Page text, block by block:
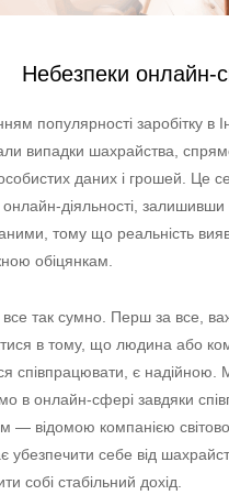
Небезпеки онлайн-
популярності заробітку в
випадки шахрайства,
даних і грошей. Це
онлайн-діяльності, залишивши
тому що реальність
обіцянкам.
так сумно. Перш за все,
в тому, що людина або
співпрацювати, є надійною.
в онлайн-сфері завдяки
— відомою компанією
убезпечити себе від
собі стабільний дохід.